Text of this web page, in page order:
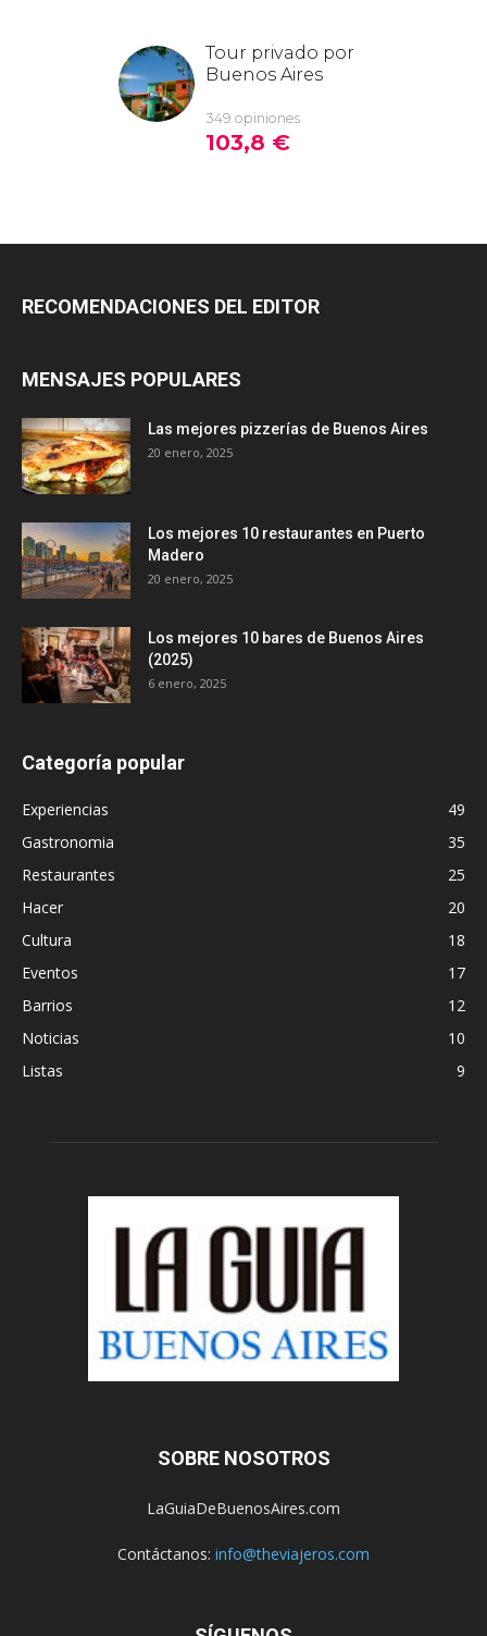
RECOMENDACIONES DEL EDITOR
MENSAJES POPULARES
Las mejores pizzerías de Buenos Aires
20 enero, 2025
Los mejores 10 restaurantes en Puerto
Madero
20 enero, 2025
Los mejores 10 bares de Buenos Aires
(2025)
6 enero, 2025
Categoría popular
Experiencias
49
Gastronomia
35
Restaurantes
25
Hacer
20
Cultura
18
Eventos
17
Barrios
12
Noticias
10
Listas
9
SOBRE NOSOTROS
LaGuiaDeBuenosAires.com
Contáctanos: info@theviajeros.com